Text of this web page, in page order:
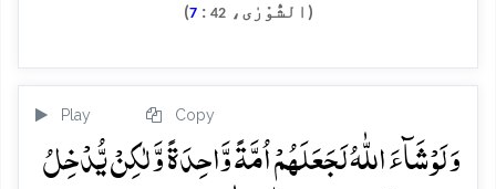
(الشُّوْرٰی،42
:
7
)
Play Copy
وَ لَوۡ شَآءَ اللّٰہُ لَجَعَلَہُمۡ اُمَّۃً وَّاحِدَۃً وَّ لٰکِنۡ یُّدۡخِلُ